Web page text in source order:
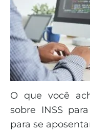
O que você
sobre INSS
para se